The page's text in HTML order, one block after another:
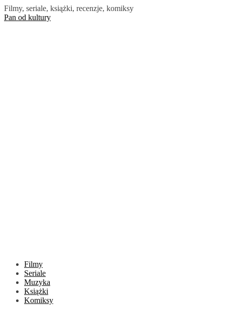
Skip
to
Filmy, seriale, książki, recenzje, komiksy
Pan od kultury
Filmy
Seriale
Muzyka
Książki
Komiksy